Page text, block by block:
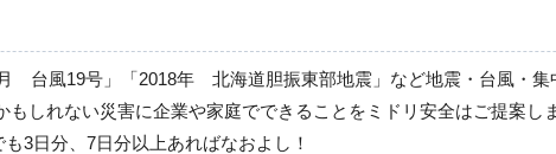
落下・飛散防止用品
台風19号」「2018年 北海道胆振東部地震」など地震・台風・
しれない災害に企業や家庭でできることをミドリ安全はご提案し
3日分、7日分以上あればなおよし！